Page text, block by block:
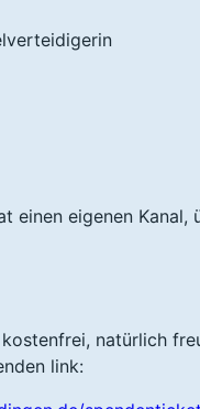
einen eigenen Kanal,
natürlich
link: